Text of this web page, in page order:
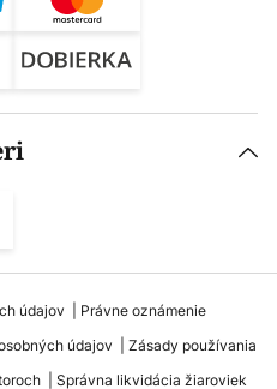
údajov
Právne oznámenie
údajov
Zásady používania
Správna likvidácia žiaroviek